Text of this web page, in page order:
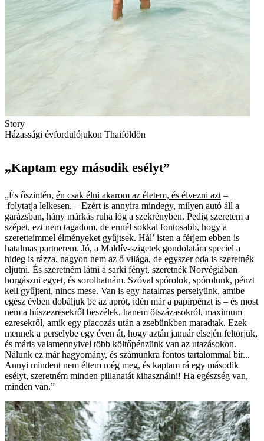
Story
Házassági évfordulójukon Thaiföldön
„Kaptam egy második esélyt”
„És őszintén, én csak élni akarom az életem, és élvezni azt –
folytatja lelkesen. – Ezért is annyira mindegy, milyen autó áll a
garázsban, hány márkás ruha lóg a szekrényben. Pedig szeretem a
szépet, ezt nem tagadom, de ennél sokkal fontosabb, hogy a
szeretteimmel élményeket gyűjtsek. Hál’ isten a férjem ebben is
hatalmas partnerem. Jó, a Maldív-szigetek gondolatára speciel a
hideg is rázza, nagyon nem az ő világa, de egyszer oda is szeretnék
eljutni. És szeretném látni a sarki fényt, szeretnék Norvégiában
horgászni egyet, és sorolhatnám. Szóval spórolok, spórolunk, pénzt
kell gyűjteni, nincs mese. Van is egy hatalmas perselyünk, amibe
egész évben dobáljuk be az aprót, idén már a papírpénzt is – és most
nem a húszezresekről beszélek, hanem ötszázasokról, maximum
ezresekről, amik egy piacozás után a zsebünkben maradtak. Ezek
mennek a perselybe egy éven át, hogy aztán január elsején feltörjük,
és máris valamennyivel több költőpénzünk van az utazásokon.
Nálunk ez már hagyomány, és számunkra fontos tartalommal bír...
Annyi mindent nem éltem még meg, és kaptam rá egy második
esélyt, szeretném minden pillanatát kihasználni! Ha egészség van,
minden van.”